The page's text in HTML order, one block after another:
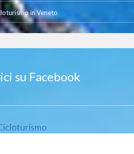
in Veneto
su Facebook